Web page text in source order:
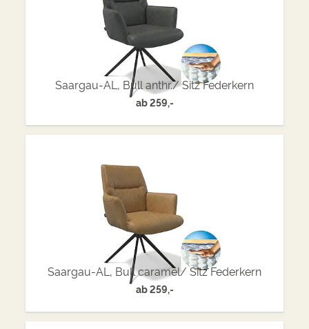
Saargau-AL, Bull anthr./ Sitz Federkern
ab259,-
Saargau-AL, Bull caramel/ Sitz Federkern
ab259,-